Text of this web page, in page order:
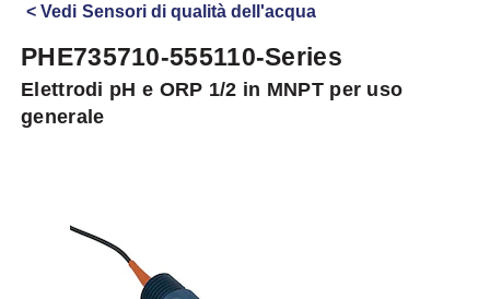
Vedi Sensori di qualità dell'acqua
PHE735710-555110-Series
Elettrodi pH e ORP 1/2 in MNPT per uso
generale